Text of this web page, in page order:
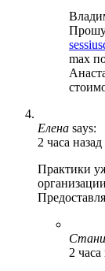
max
Елена says:
2 часа назад
Практики
2 часа